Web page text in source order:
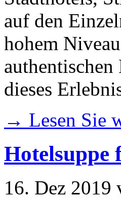
auf den
hohem
dieses
→ Lesen Sie
Hotelsuppe
16. Dez 2019